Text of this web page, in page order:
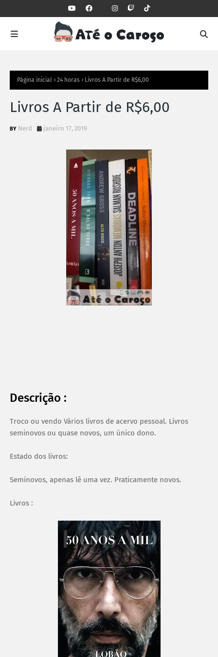
Página inicial 24 horas Livros A Partir de R$6,00
Livros A Partir de R$6,00
Nerd janeiro 17, 2019
Descrição :
Troco ou vendo Vários livros de acervo pessoal. Livros
seminovos ou quase novos, um único dono.
Estado dos livros:
Seminovos, apenas lê uma vez. Praticamente novos.
Livros :